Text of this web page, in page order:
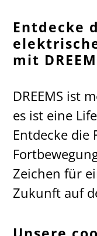
Entdecke
mit
DREEMS ist
es ist eine
Entdecke die
Zeichen für
Zukunft auf